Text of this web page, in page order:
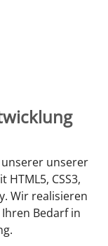
unserer
CSS3,
Wir realisieren
Bedarf in